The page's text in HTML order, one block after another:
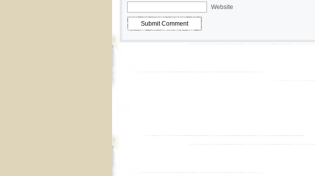
Website